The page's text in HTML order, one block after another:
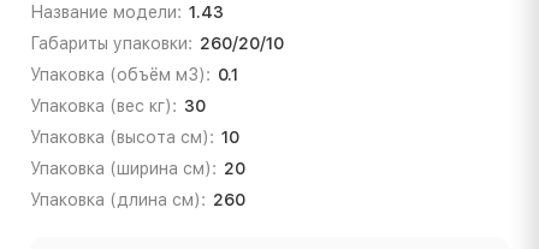
Название модели: 1.43
Габариты упаковки: 260/20/10
Упаковка (объём м3): 0.1
Упаковка (вес кг): 30
Упаковка (высота см): 10
Упаковка (ширина см): 20
Упаковка (длина см): 260